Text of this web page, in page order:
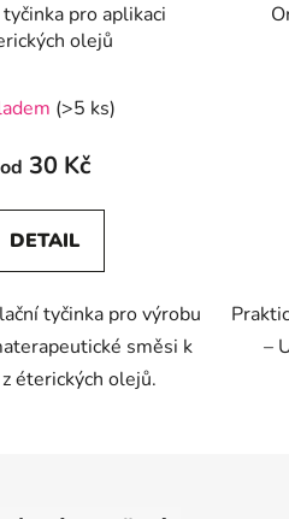
pro aplikaci
olejů
(>5 ks)
od 30 Kč
DETAIL
tyčinka pro výrobu
směsi k
éterických olejů.
–